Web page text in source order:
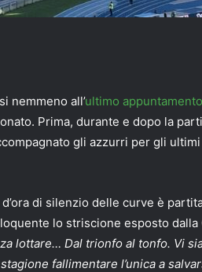
nemmeno all’ultimo
Prima, durante e dopo la
gli azzurri per gli
di silenzio delle curve è
lo striscione esposto dalla
lottare… Dal trionfo al tonfo. Vi
fallimentare l’unica a